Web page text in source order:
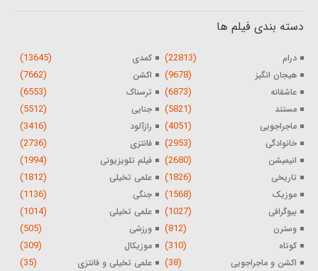
دسته بندی فیلم ها
درام (22813) کمدی (13645)
هیجان انگیز (9678) اکشن (7662)
عاشقانه (6873) ترسناک (6553)
مستند (5821) جنایی (5512)
ماجراجویی (4051) رازآلود (3416)
خانوادگی (2953) فانتزی (2736)
انیمیشن (2680) فیلم تلویزیونی (1994)
تاریخی (1826) علمی تخیلی (1812)
موزیک (1568) جنگی (1136)
بیوگرافی (1027) علمی تخیلی (1014)
وسترن (812) ورزشی (505)
کوتاه (310) موزیکال (309)
اکشن و ماجراجویی (38) علمی تخیلی و فانتزی (35)